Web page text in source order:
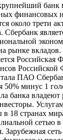
банк
финансовых
около трети
Сбербанк
рынке
Российская
Российской
ПАО
50% минус 1
банка владеют
18 странах
сетью в
Зарубежная сеть